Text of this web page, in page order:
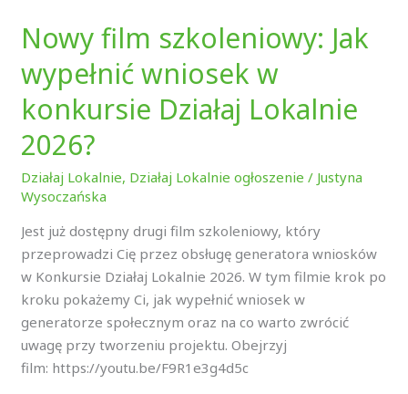
Nowy film szkoleniowy: Jak
wypełnić wniosek w
konkursie Działaj Lokalnie
2026?
Działaj Lokalnie, Działaj Lokalnie ogłoszenie / Justyna
Wysoczańska
Jest już dostępny drugi film szkoleniowy, który
przeprowadzi Cię przez obsługę generatora wniosków
w Konkursie Działaj Lokalnie 2026. W tym filmie krok po
kroku pokażemy Ci, jak wypełnić wniosek w
generatorze społecznym oraz na co warto zwrócić
uwagę przy tworzeniu projektu. Obejrzyj
film: https://youtu.be/F9R1e3g4d5c
2026?